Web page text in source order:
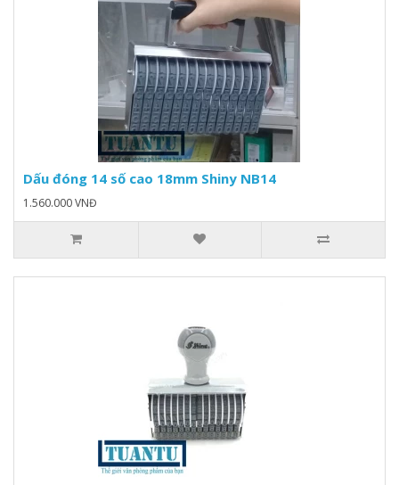
Dấu đóng 14 số cao 18mm Shiny NB14
1.560.000 VNĐ